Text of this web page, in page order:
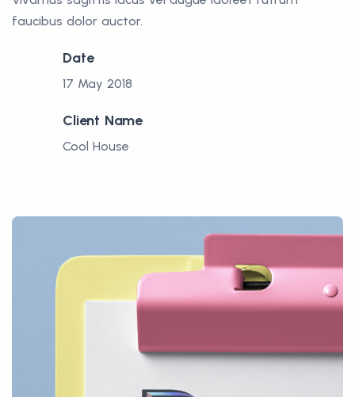
faucibus dolor auctor.
Date
17 May 2018
Client Name
Cool House